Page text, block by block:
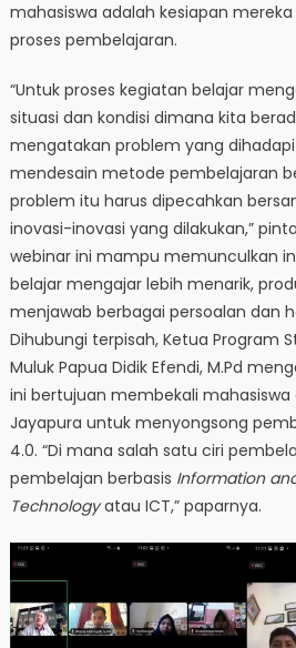
mahasiswa adalah kesiapan
proses pembelajaran.
“Untuk proses kegiatan belajar
situasi dan kondisi dimana kita
mengatakan problem yang
mendesain metode pembelajaran
problem itu harus dipecahkan
inovasi-inovasi yang dilakukan,”
webinar ini mampu memunculkan
belajar mengajar lebih menarik,
menjawab berbagai persoalan dan
Dihubungi terpisah, Ketua Program
Muluk Papua Didik Efendi, M.Pd
ini bertujuan membekali mahasiswa
Jayapura untuk menyongsong
4.0. “Di mana salah satu ciri
pembelajan berbasis Information
Technologyatau ICT,” paparnya.